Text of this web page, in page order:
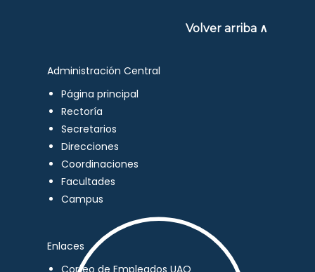
Volver arriba ∧
Administración Central
Página principal
Rectoría
Secretarios
Direcciones
Coordinaciones
Facultades
Campus
Enlaces
Correo de Empleados UAQ